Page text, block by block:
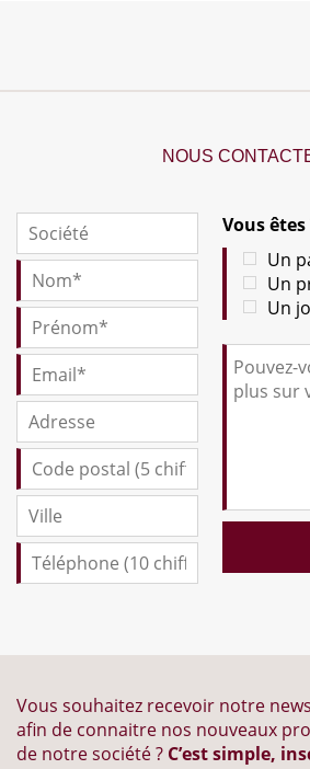
NOUS
Vous
Un
Un
Un
Vous souhaitez recevoir notre
afin de connaitre nos nouveaux
de notre société ? C’est simple,